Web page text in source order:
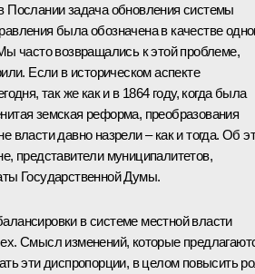
Послании задача обновления системы
была обозначена в качестве
часто возвращались к этой проблеме,
Если в историческом аспекте
так же как и в 1864 году, когда была
земская реформа, преобразования
власти давно назрели – как и тогда. Об
представители муниципалитетов,
Государственной Думы.
в системе местной власти
Смысл изменений, которые
эти диспропорции, в целом повысить